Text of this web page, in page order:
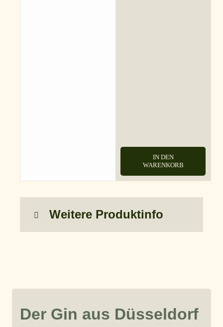
IN DEN
WARENKORB
Weitere Produktinfo
Der Gin aus Düsseldorf